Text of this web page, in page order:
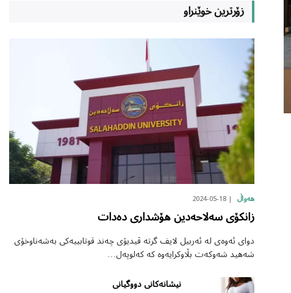
زۆرترین خوێنراو
هەواڵ 2024-05-18
زانکۆی سەلاحەدین هۆشداری دەدات
دوای ئەوەی لە ئەربیل لایف گرتە ڤیدیۆی چەند قوتابییەکی بەشەناوخۆی
شەهید شەوکەت بڵاوکرایەوە کە کەلوپەل…
نیشانەکانی دووگیانی